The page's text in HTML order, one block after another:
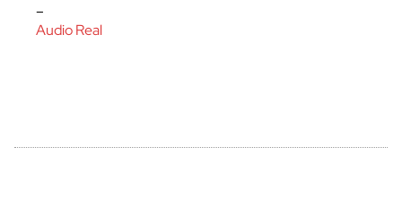
–
Audio Real